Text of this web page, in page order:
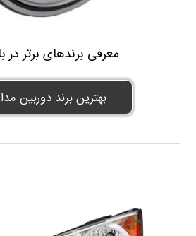
معرفی برندهای برتر در
بهترین برند دوربین